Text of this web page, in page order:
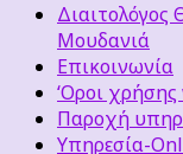
Διαιτολόγος
Μουδανιά
Επικοινωνία
‘Οροι
Παροχή
Υπηρεσία-